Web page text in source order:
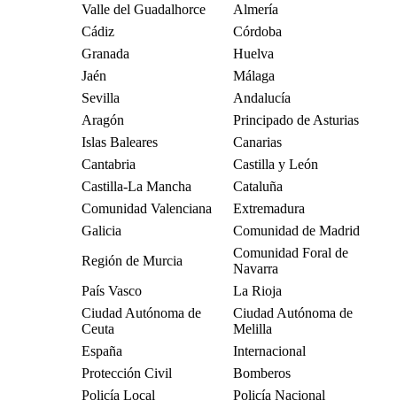
Valle del Guadalhorce
Almería
Cádiz
Córdoba
Granada
Huelva
Jaén
Málaga
Sevilla
Andalucía
Aragón
Principado de Asturias
Islas Baleares
Canarias
Cantabria
Castilla y León
Castilla-La Mancha
Cataluña
Comunidad Valenciana
Extremadura
Galicia
Comunidad de Madrid
Región de Murcia
Comunidad Foral de
Navarra
País Vasco
La Rioja
Ciudad Autónoma de
Ceuta
Ciudad Autónoma de
Melilla
España
Internacional
Protección Civil
Bomberos
Policía Local
Policía Nacional